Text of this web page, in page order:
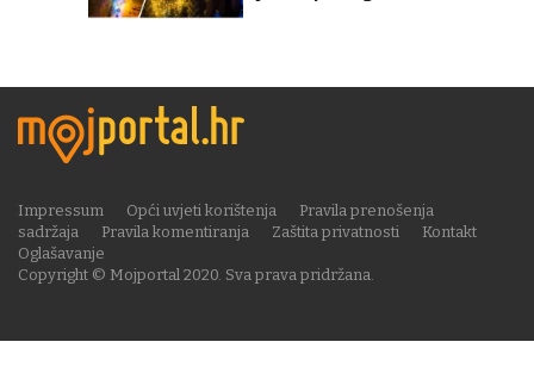
Copyright © Mojportal 2020. Sva prava pridržana.
Impressum Opći uvjeti korištenja
Pravila prenošenja
sadržaja
Pravila komentiranja Zaštita privatnosti
Kontakt
Oglašavanje